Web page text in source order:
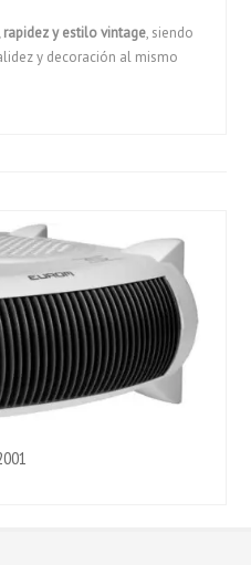
rapidez y estilo vintage, siendo
y decoración al mismo